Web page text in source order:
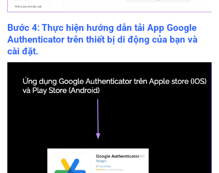
Bước 4: Thực hiện hướng dẫn tải App Google
Authenticator trên thiết bị di động của bạn và
cài đặt.